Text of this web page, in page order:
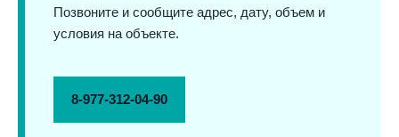
Позвоните и сообщите адрес, дату, объем и
условия на объекте.
8-977-312-04-90